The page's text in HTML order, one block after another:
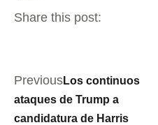
Share this post:
PreviousLos continuos
ataques de Trump a
candidatura de Harris